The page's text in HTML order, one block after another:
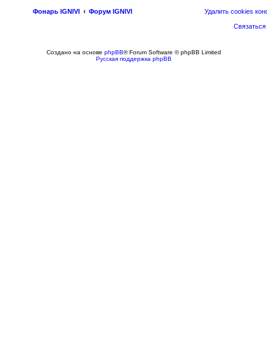
Фонарь IGNIVI Форум IGNIVI Удалить cookies
Создано на основе phpBB® Forum Software © phpBB Limited
Русская поддержка phpBB